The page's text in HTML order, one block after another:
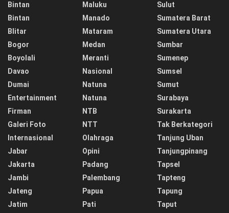
Bintan
Bintan
Blitar
Bogor
Boyolali
Davao
Dumai
Entertainment
Firman
Galeri Foto
Internasional
Jabar
Jakarta
Jambi
Jateng
Jatim
Maluku
Manado
Mataram
Medan
Meranti
Nasional
Natuna
Natuna
NTB
NTT
Olahraga
Opini
Padang
Palembang
Papua
Pati
Sulut
Sumatera Barat
Sumatera Utara
Sumbar
Sumenep
Sumsel
Sumut
Surabaya
Surakarta
Tak Berkategori
Tanjung Uban
Tanjungpinang
Tapsel
Tapteng
Tapung
Taput